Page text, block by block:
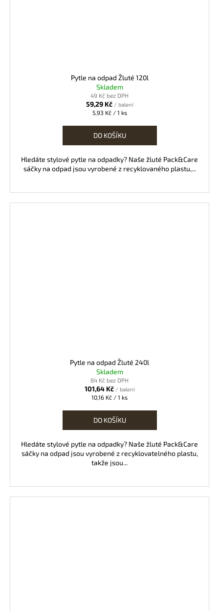
Pytle na odpad Žluté 120l
Skladem
49 Kč bez DPH
59,29 Kč / balení
Měrná
5,93 Kč / 1 ks
DO KOŠÍKU
Hledáte stylové pytle na odpadky? Naše žluté Pack&Care
sáčky na odpad jsou vyrobené z recyklovaného plastu,...
Pytle na odpad Žluté 240l
Skladem
84 Kč bez DPH
101,64 Kč / balení
Měrná
10,16 Kč / 1 ks
DO KOŠÍKU
Hledáte stylové pytle na odpadky? Naše žluté Pack&Care
sáčky na odpad jsou vyrobené z recyklovatelného plastu,
takže jsou...